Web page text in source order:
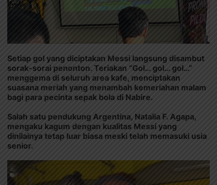
Setiap gol yang diciptakan Messi langsung disambut
sorak-sorai penonton. Teriakan “Gol… gol… gol…”
menggema di seluruh area kafe, menciptakan
suasana meriah yang menambah kemeriahan malam
bagi para pecinta sepak bola di Nabire.
Salah satu pendukung Argentina, Natalia F. Agapa,
mengaku kagum dengan kualitas Messi yang
dinilainya tetap luar biasa meski telah memasuki usia
senior.